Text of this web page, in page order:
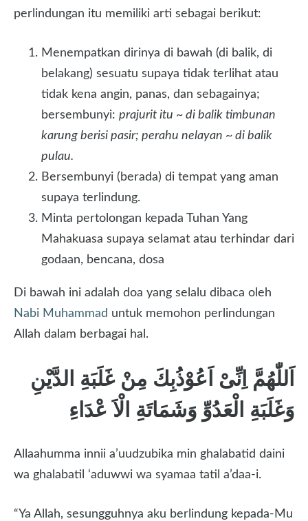
perlindungan itu memiliki arti sebagai berikut:
Menempatkan dirinya di bawah (di balik, di
belakang) sesuatu supaya tidak terlihat atau
tidak kena angin, panas, dan sebagainya;
bersembunyi: prajurit itu ~ di balik timbunan
karung berisi pasir; perahu nelayan ~ di balik
pulau.
Bersembunyi (berada) di tempat yang aman
supaya terlindung.
Minta pertolongan kepada Tuhan Yang
Mahakuasa supaya selamat atau terhindar dari
godaan, bencana, dosa
Di bawah ini adalah doa yang selalu dibaca oleh
Nabi Muhammad untuk memohon perlindungan
Allah dalam berbagai hal.
اَللّٰهُمَّ اِنِّىْ اَعُوْذُبِكَ مِنْ غَلَبَةِ الدَّيْنِ
وَغَلَبَةِ الْعَدُوِّ وَشَمَاتَةِ الْاَ عْدَاءِ
Allaahumma innii a’uudzubika min ghalabatid daini
wa ghalabatil ‘aduwwi wa syamaa tatil a’daa-i.
“Ya Allah, sesungguhnya aku berlindung kepada-Mu